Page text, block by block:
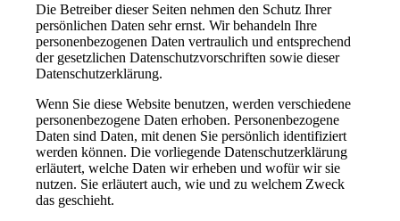
Die Betreiber dieser Seiten nehmen den Schutz Ihrer
persönlichen Daten sehr ernst. Wir behandeln Ihre
personenbezogenen Daten vertraulich und entsprechend
der gesetzlichen Datenschutzvorschriften sowie dieser
Datenschutzerklärung.
Wenn Sie diese Website benutzen, werden verschiedene
personenbezogene Daten erhoben. Personenbezogene
Daten sind Daten, mit denen Sie persönlich identifiziert
werden können. Die vorliegende Datenschutzerklärung
erläutert, welche Daten wir erheben und wofür wir sie
nutzen. Sie erläutert auch, wie und zu welchem Zweck
das geschieht.